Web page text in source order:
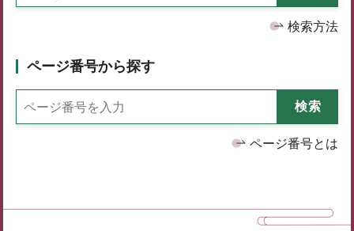
検索方法
ページ番号から探す
ページ番号とは